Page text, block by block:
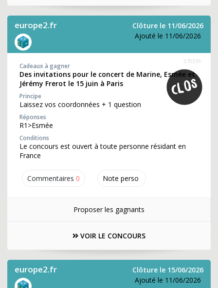
europe2.fr
Clôture le 11/06/2026
Ajouté le 11/06/2026
Commentaires 0 Note perso
370339
Cadeaux à gagner
Des invitations pour le concert de Marine, Esmée et
Jérémy Frerot le 15 juin à Paris
Principe
Laissez vos coordonnées + 1 question
Réponses
R1>Esmée
Conditions
Le concours est ouvert à toute personne résidant en
France
Proposer les gagnants
VOIR LE CONCOURS
europe2.fr
Clôture le 15/06/2026
Ajouté le 11/06/2026